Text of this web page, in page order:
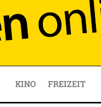
KINO FREIZEIT